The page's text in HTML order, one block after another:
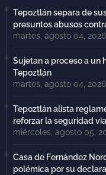
Tepoztlán separa de
presuntos abusos
martes, agosto 04, 2026
Sujetan a proceso a un
Tepoztlán
martes, agosto 04, 2026
Tepoztlán alista
reforzar la seguridad
miércoles, agosto 05,
Casa de Fernández
polémica por su